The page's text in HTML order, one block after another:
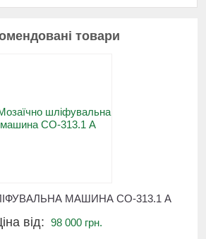
товари
МАШИНА СО-313.1 А
від: 98 000 грн.